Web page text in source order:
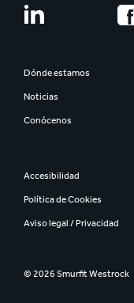
Dónde estamos
Noticias
Conócenos
Accesibilidad
Política de Cookies
Aviso legal / Privacidad
© 2026 Smurfit Westrock